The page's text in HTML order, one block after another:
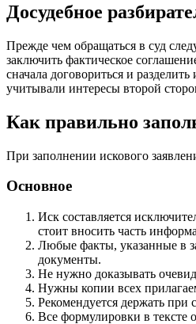
Досудебное
Прежде чем обращаться в суд
заключить фактическое
сначала договориться и
учитывали интересы второй
Как правильно
При заполнении искового
Основное
Иск составляется
стоит вносить часть
Любые факты, указанные в
документы.
Не нужно доказывать
Нужны копии всех
Рекомендуется держать
Все формулировки в тексте